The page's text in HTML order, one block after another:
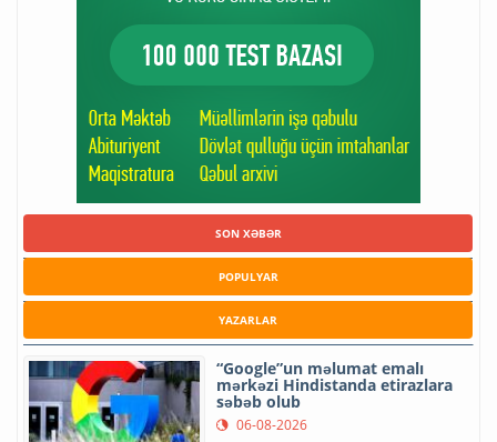
SON XƏBƏR
POPULYAR
YAZARLAR
“Google”un məlumat emalı
mərkəzi Hindistanda etirazlara
səbəb olub
06-08-2026